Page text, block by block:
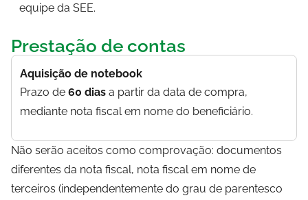
equipe da SEE.
Prestação de contas
Aquisição de notebook
Prazo de 60 dias a partir da data de compra,
mediante nota fiscal em nome do beneficiário.
Não serão aceitos como comprovação: documentos
diferentes da nota fiscal, nota fiscal em nome de
terceiros (independentemente do grau de parentesco